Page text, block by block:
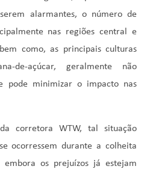
alarmantes, o número de
nas regiões central e
como, as principais culturas
de-açúcar, geralmente não
pode minimizar o impacto nas
corretora WTW, tal situação
ocorressem durante a colheita
os prejuízos já estejam